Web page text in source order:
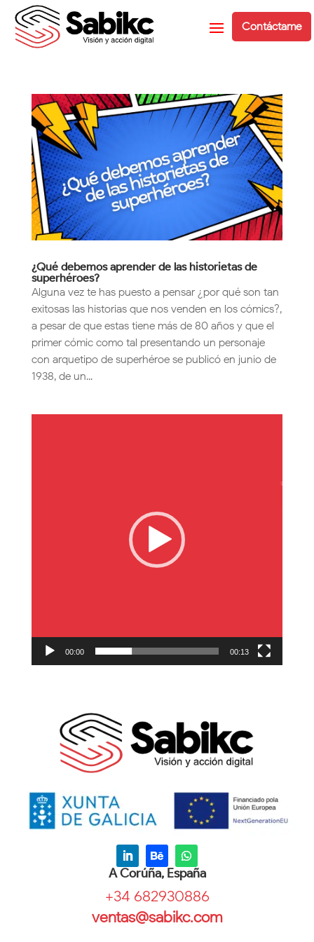
Contáctame
¿Qué debemos aprender de las historietas de
superhéroes?
Alguna vez te has puesto a pensar ¿por qué son tan
exitosas las historias que nos venden en los cómics?,
a pesar de que estas tiene más de 80 años y que el
primer cómic como tal presentando un personaje
con arquetipo de superhéroe se publicó en junio de
1938, de un...
00:00 00:13
A Corúña, España
+34 682930886
ventas@sabikc.com